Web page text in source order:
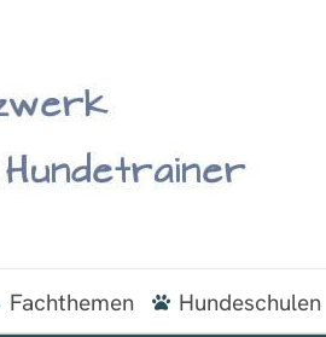
Fachthemen Hundeschulen